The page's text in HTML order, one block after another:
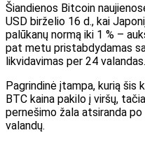
Šiandienos Bitcoin
USD birželio 16 d., kai
palūkanų normą iki 1 % –
pat metu pristabdydamas
likvidavimas per 24 valandas.
Pagrindinė įtampa, kurią šis
BTC kaina pakilo į viršų,
pernešimo žala atsiranda
valandų.